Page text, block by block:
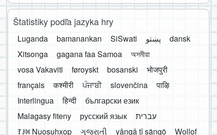
Štatistiky podľa jazyka hry
Luganda bamanankan SiSwati پښتو
dansk
Xitsonga
gagana faa Samoa
অসমীয়া
vosa Vakaviti
føroyskt bosanski
भोजपुरी
français
कश्मीरी ਪੰਜਾਬੀ slovenčina
पाऴि
Interlingua
हिन्दी
български език
Malagasy fiteny
русский язык
עברית
ꆈꌠ꒿ Nuosuhxop
ગુજરાતી yângâ tî sängö Wollof